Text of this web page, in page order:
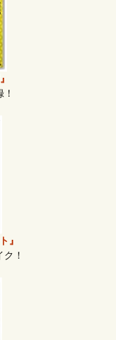
』
！